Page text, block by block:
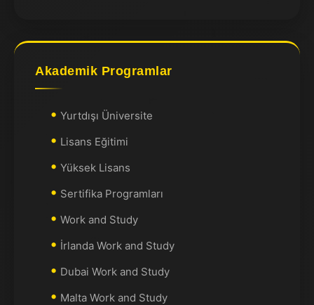
Akademik Programlar
Yurtdışı Üniversite
Lisans Eğitimi
Yüksek Lisans
Sertifika Programları
Work and Study
İrlanda Work and Study
Dubai Work and Study
Malta Work and Study